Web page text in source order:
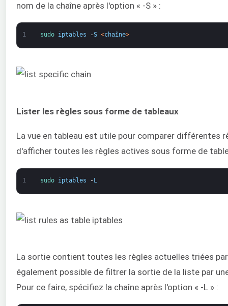
nom de la chaîne après l'option « -S » :
1 sudo iptables -S <chaîne>
Lister les règles sous forme de tableaux
La vue en tableau est utile pour comparer différentes
d'afficher toutes les règles actives sous forme de
1 sudo iptables -L
La sortie contient toutes les règles actuelles triées
également possible de filtrer la sortie de la liste par
Pour ce faire, spécifiez la chaîne après l'option « -L » :